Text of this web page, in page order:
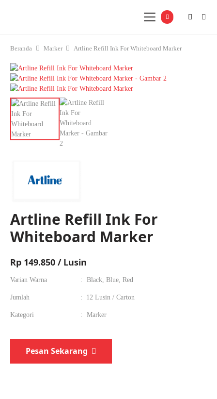
Beranda Marker Artline Refill Ink For Whiteboard Marker
Artline Refill Ink For
Whiteboard Marker
Rp 149.850 / Lusin
Varian Warna : Black, Blue, Red
Jumlah : 12 Lusin / Carton
Kategori : Marker
Pesan Sekarang